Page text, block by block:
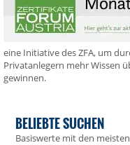
eine Initiative des ZFA, um
Privatanlegern mehr Wissen
gewinnen.
BELIEBTE SUCHEN
Basiswerte mit den